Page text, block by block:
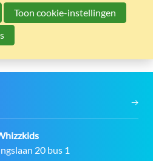
20 bus 1
Toon cookie-instellingen